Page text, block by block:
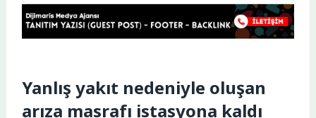
Yanlış yakıt nedeniyle oluşan
arıza masrafı istasyona kaldı